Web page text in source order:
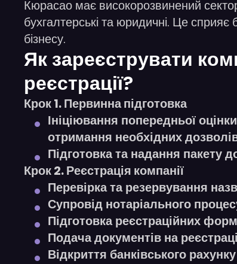
Кюрасао має високорозвинений
бухгалтерські та юридичні. Це
бізнесу.
Як зареєструвати
реєстрації?
Крок 1. Первинна підготовка
Ініціювання попередньої
отримання необхідних
Підготовка та надання пакету
Крок 2. Реєстрація компанії
Перевірка та резервування
Супровід нотаріального
Підготовка реєстраційних форм
Подача документів на
Відкриття банківського рахунку